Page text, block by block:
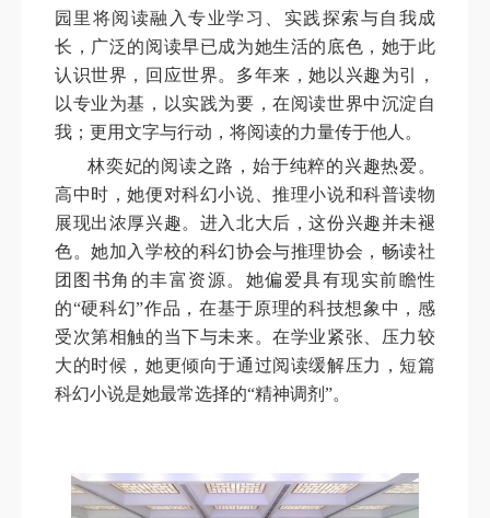
园里将阅读融入专业学习、实践探索与自我成
长，广泛的阅读早已成为她生活的底色，她于此
认识世界，回应世界。多年来，她以兴趣为引，
以专业为基，以实践为要，在阅读世界中沉淀自
我；更用文字与行动，将阅读的力量传于他人。
林奕妃的阅读之路，始于纯粹的兴趣热爱。
高中时，她便对科幻小说、推理小说和科普读物
展现出浓厚兴趣。进入北大后，这份兴趣并未褪
色。她加入学校的科幻协会与推理协会，畅读社
团图书角的丰富资源。她偏爱具有现实前瞻性
的“硬科幻”作品，在基于原理的科技想象中，感
受次第相触的当下与未来。在学业紧张、压力较
大的时候，她更倾向于通过阅读缓解压力，短篇
科幻小说是她最常选择的“精神调剂”。